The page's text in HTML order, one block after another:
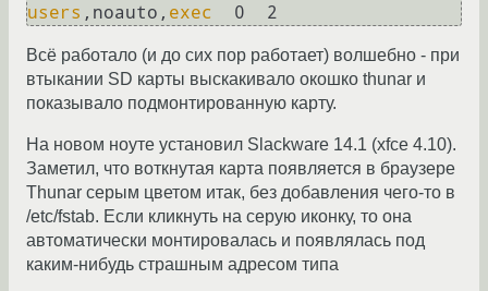
users ,noauto, exec
  0  2
Всё работало (и до сих пор работает) волшебно - при
втыкании SD карты выскакивало окошко thunar и
показывало подмонтированную карту.
На новом ноуте установил Slackware 14.1 (xfce 4.10).
Заметил, что воткнутая карта появляется в браузере
Thunar серым цветом итак, без добавления чего-то в
/etc/fstab. Если кликнуть на серую иконку, то она
автоматически монтировалась и появлялась под
каким-нибудь страшным адресом типа